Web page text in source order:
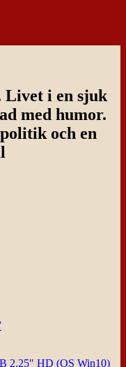
Livet i en sjuk
med humor.
och en
2.25″ HD (OS Win10)